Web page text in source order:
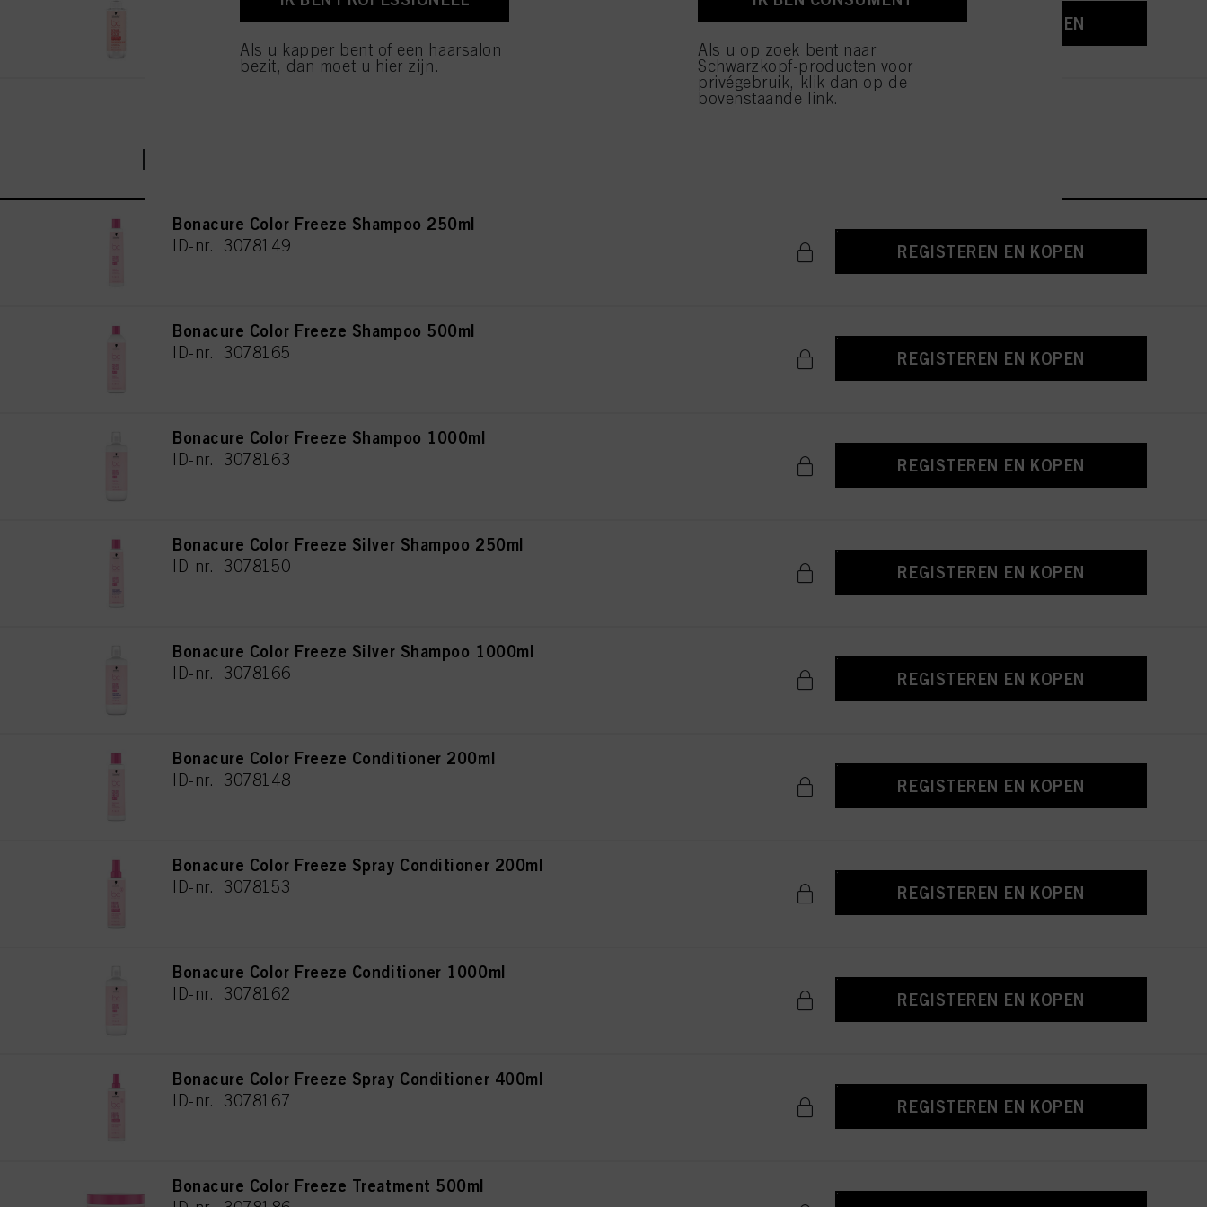
ID-nr. 3069127 REGISTEREN EN KOPEN
BC Bonacure Color Freeze
Bonacure Color Freeze Shampoo 250ml
ID-nr. 3078149 REGISTEREN EN KOPEN
Bonacure Color Freeze Shampoo 500ml
ID-nr. 3078165 REGISTEREN EN KOPEN
Bonacure Color Freeze Shampoo 1000ml
ID-nr. 3078163 REGISTEREN EN KOPEN
Bonacure Color Freeze Silver Shampoo 250ml
ID-nr. 3078150 REGISTEREN EN KOPEN
Bonacure Color Freeze Silver Shampoo 1000ml
ID-nr. 3078166 REGISTEREN EN KOPEN
Bonacure Color Freeze Conditioner 200ml
ID-nr. 3078148 REGISTEREN EN KOPEN
Bonacure Color Freeze Spray Conditioner 200ml
ID-nr. 3078153 REGISTEREN EN KOPEN
Bonacure Color Freeze Conditioner 1000ml
ID-nr. 3078162 REGISTEREN EN KOPEN
Bonacure Color Freeze Spray Conditioner 400ml
ID-nr. 3078167 REGISTEREN EN KOPEN
Bonacure Color Freeze Treatment 500ml
Als u kapper bent of een haarsalon
bezit, dan moet u hier zijn.
Als u op zoek bent naar
Schwarzkopf-producten voor
privégebruik, klik dan op de
bovenstaande link.
alleen cookies gebruikt die technisch noodzakelijk zijn om u deze website aan te kunnen bieden..